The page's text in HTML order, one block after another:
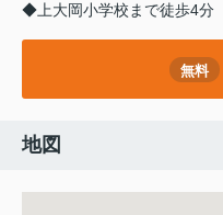
◆上大岡小学校まで徒歩4分
無料
地図